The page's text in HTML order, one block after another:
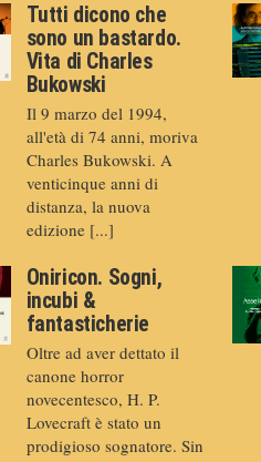
Tutti dicono che
sono un bastardo.
Vita di Charles
Bukowski
Il 9 marzo del 1994,
all'età di 74 anni, moriva
Charles Bukowski. A
venticinque anni di
distanza, la nuova
edizione [...]
Oniricon. Sogni,
incubi &
fantasticherie
Oltre ad aver dettato il
canone horror
novecentesco, H. P.
Lovecraft è stato un
prodigioso sognatore. Sin